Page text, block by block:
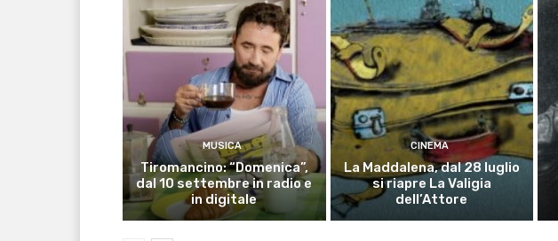
MUSICA
Tiromancino: “Domenica”,
dal 10 settembre in radio e
in digitale
CINEMA
La Maddalena, dal 28 luglio
si riapre La Valigia
dell’Attore